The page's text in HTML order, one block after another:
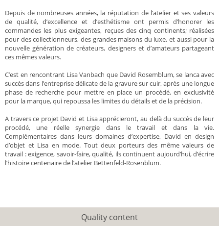
Depuis de nombreuses années, la réputation de l’atelier et ses valeurs
de qualité, d’excellence et d’esthétisme ont permis d’honorer les
commandes les plus exigeantes, reçues des cinq continents; réalisées
pour des collectionneurs, des grandes maisons du luxe, et aussi pour la
nouvelle génération de créateurs, designers et d’amateurs partageant
ces mêmes valeurs.
C’est en rencontrant Lisa Vanbach que David Rosemblum, se lanca avec
succès dans l’entreprise délicate de la gravure sur cuir, après une longue
phase de recherche pour mettre en place un procédé, en exclusivité
pour la marque, qui repoussa les limites du détails et de la précision.
A travers ce projet David et Lisa apprécieront, au delà du succès de leur
procédé, une réelle synergie dans le travail et dans la vie.
Complémentaires dans leurs domaines d’expertise, David en design
d’objet et Lisa en mode. Tout deux porteurs des même valeurs de
travail : exigence, savoir-faire, qualité, ils continuent aujourd’hui, d’écrire
l’histoire centenaire de l’atelier Bettenfeld-Rosenblum.
Quality content